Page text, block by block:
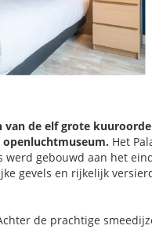
van de elf grote
openluchtmuseum. Het
werd gebouwd aan het
gevels en rijkelijk
de prachtige